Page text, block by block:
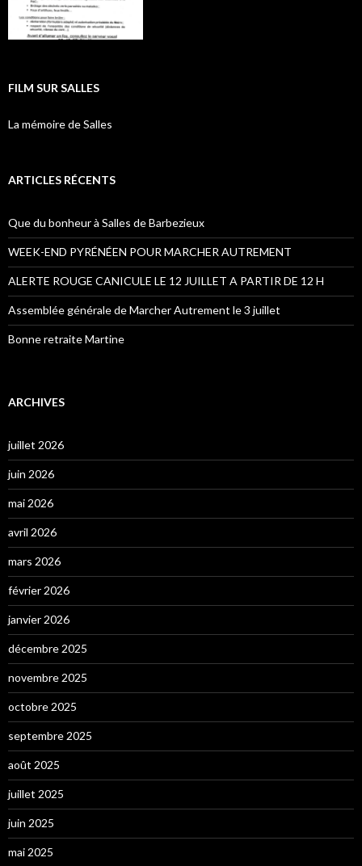
FILM SUR SALLES
La mémoire de Salles
ARTICLES RÉCENTS
Que du bonheur à Salles de Barbezieux
WEEK-END PYRÉNÉEN POUR MARCHER AUTREMENT
ALERTE ROUGE CANICULE LE 12 JUILLET A PARTIR DE 12 H
Assemblée générale de Marcher Autrement le 3 juillet
Bonne retraite Martine
ARCHIVES
juillet 2026
juin 2026
mai 2026
avril 2026
mars 2026
février 2026
janvier 2026
décembre 2025
novembre 2025
octobre 2025
septembre 2025
août 2025
juillet 2025
juin 2025
mai 2025